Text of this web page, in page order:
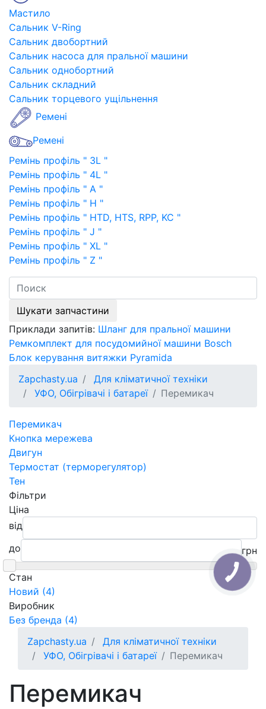
Мастило
Сальник V-Ring
Сальник двобортний
Сальник насоса для пральної машини
Сальник однобортний
Сальник складний
Сальник торцевого ущільнення
Ремені
Ремені
Ремінь профіль " 3L "
Ремінь профіль " 4L "
Ремінь профіль " A "
Ремінь профіль " H "
Ремінь профіль " HTD, HTS, RPP, KC "
Ремінь профіль " J "
Ремінь профіль " XL "
Ремінь профіль " Z "
Шукати запчастини
Приклади запитів: Шланг для пральної машини
Ремкомплект для посудомийної машини Bosch
Блок керування витяжки Pyramida
Zapchasty.ua
Для кліматичної техніки
УФО, Обігрівачі і батареї
Перемикач
Перемикач
Кнопка мережева
Двигун
Термостат (терморегулятор)
Тен
Фільтри
Ціна
від
до
грн
Cтан
Новий (4)
Виробник
Без бренда (4)
Zapchasty.ua
Для кліматичної техніки
УФО, Обігрівачі і батареї
Перемикач
Перемикач